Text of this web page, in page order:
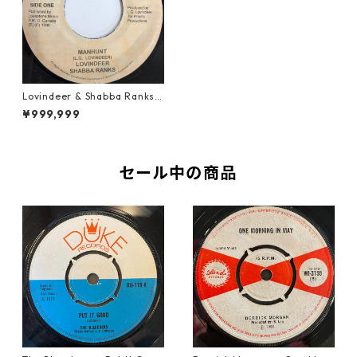
Lovindeer & Shabba Ranks -
Manhunt【7-20084】
¥999,999
セール中の商品